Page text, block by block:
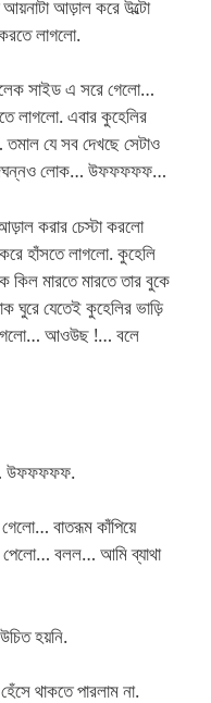
আড়াল করে উল্টো
লাগলো.
সাইড এ সরে গেলো…
লাগলো. এবার কুহেলির
যে সব দেখছে সেটাও
লোক… উফফফফফ…
করার চেস্টা করলো
হাঁসতে লাগলো. কুহেলি
মারতে মারতে তার বুকে
ঘুরে যেতেই কুহেলির ভাড়ি
আওউছ !… বলে
উফফফফফ.
বাতরূম কাঁপিয়ে
পেলো… বলল… আমি ব্যাথা
হয়নি.
থাকতে পারলাম না.